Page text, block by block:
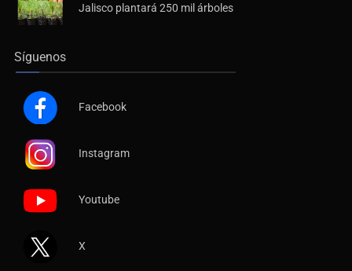
Jalisco plantará 250 mil árboles
Síguenos
Facebook
Instagram
Youtube
X